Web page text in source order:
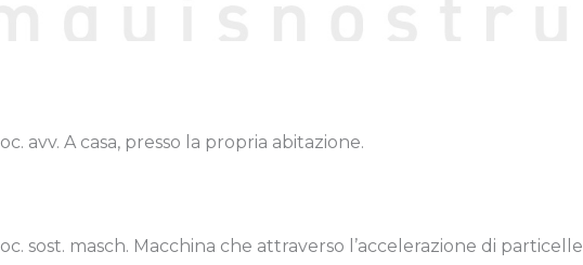
loc. avv. A casa, presso la propria abitazione.
loc. sost. masch. Macchina che attraverso l’accelerazione di particelle